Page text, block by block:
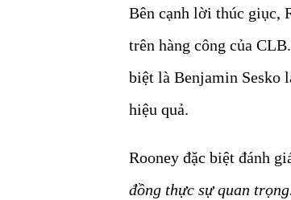
Bên cạnh lời thúc giục,
trên hàng công của
biệt là Benjamin Sesko
hiệu quả.
Rooney đặc biệt đánh
đồng thực sự quan